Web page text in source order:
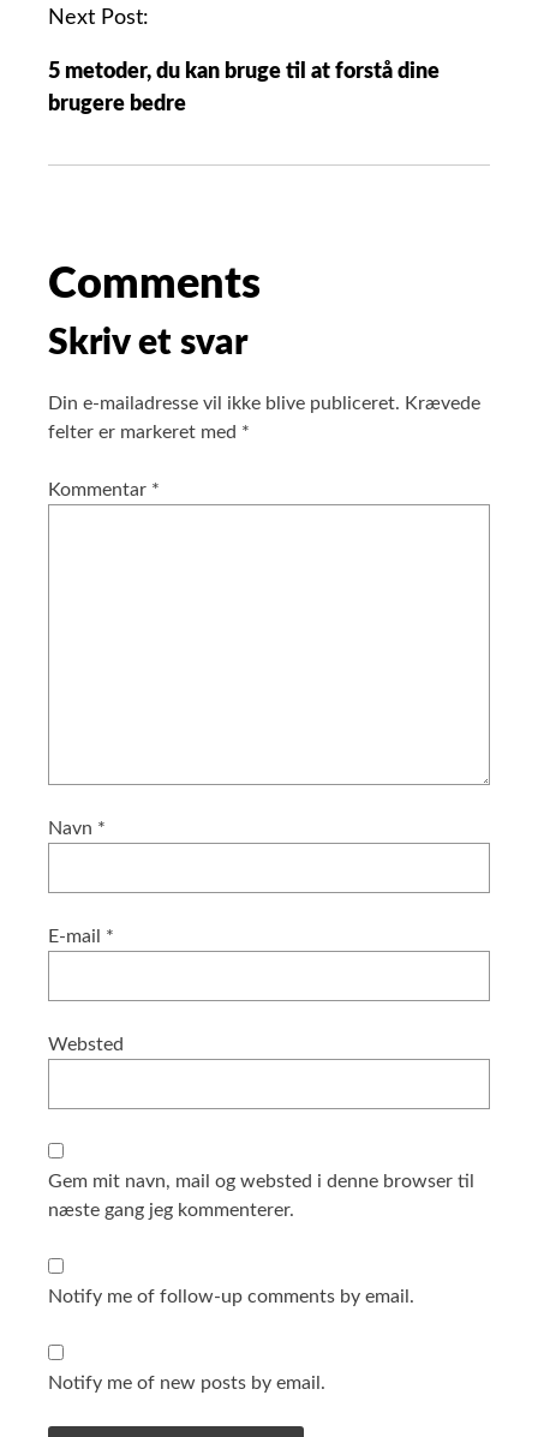
Next Post:
5 metoder, du kan bruge til at forstå dine
brugere bedre
Comments
Skriv et svar
Din e-mailadresse vil ikke blive publiceret. Krævede
felter er markeret med *
Kommentar *
Navn *
E-mail *
Websted
Gem mit navn, mail og websted i denne browser til
næste gang jeg kommenterer.
Notify me of follow-up comments by email.
Notify me of new posts by email.